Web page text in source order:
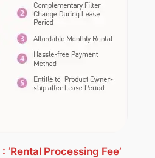
‘Rental Processing Fee’